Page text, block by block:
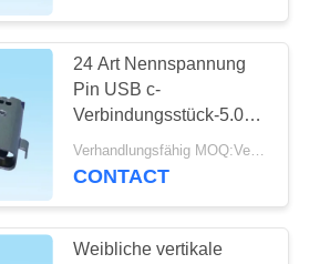
28
24 Art Nennspannung
Pin USB c-
Verbindungsstück-5.0V
für
Hochgeschwindigkeits-
CONTACT
Weibliche vertikale